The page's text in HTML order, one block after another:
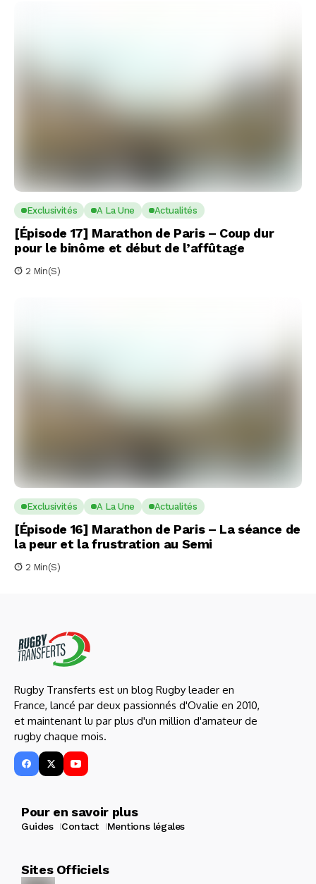
Exclusivités A La Une Actualités
[Épisode 17] Marathon de Paris – Coup dur
pour le binôme et début de l’affûtage
2 Min(s)
Exclusivités A La Une Actualités
[Épisode 16] Marathon de Paris – La séance de
la peur et la frustration au Semi
2 Min(s)
Rugby Transferts est un blog Rugby leader en
France, lancé par deux passionnés d'Ovalie en 2010,
et maintenant lu par plus d'un million d'amateur de
rugby chaque mois.
Pour en savoir plus
Guides Contact Mentions légales
Sites Officiels